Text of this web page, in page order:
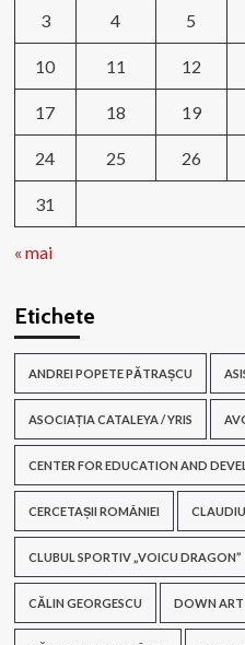
3 4 5
10 11 12
17 18 19
24 25 26
31
« mai
Etichete
ANDREI POPETE PĂTRAȘCU
ASOCIAȚIA CATALEYA / YRIS
CENTER FOR EDUCATION AND
CERCETAȘII ROMÂNIEI
CLUBUL SPORTIV „VOICU DRAGON”
CĂLIN GEORGESCU DOWN ART